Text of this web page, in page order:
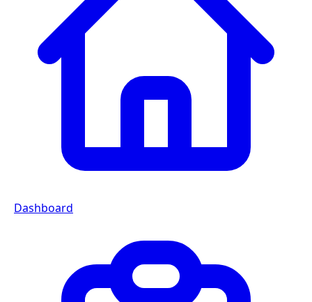
Dashboard